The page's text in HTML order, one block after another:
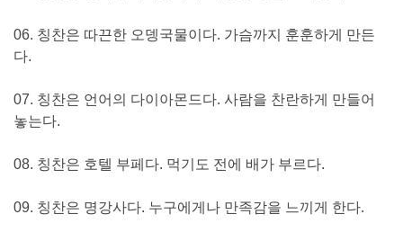
06. 칭찬은 따끈한 오뎅국물이다. 가슴까지 훈훈하게 만든
다.
07. 칭찬은 언어의 다이아몬드다. 사람을 찬란하게 만들어
놓는다.
08. 칭찬은 호텔 부페다. 먹기도 전에 배가 부르다.
09. 칭찬은 명강사다. 누구에게나 만족감을 느끼게 한다.